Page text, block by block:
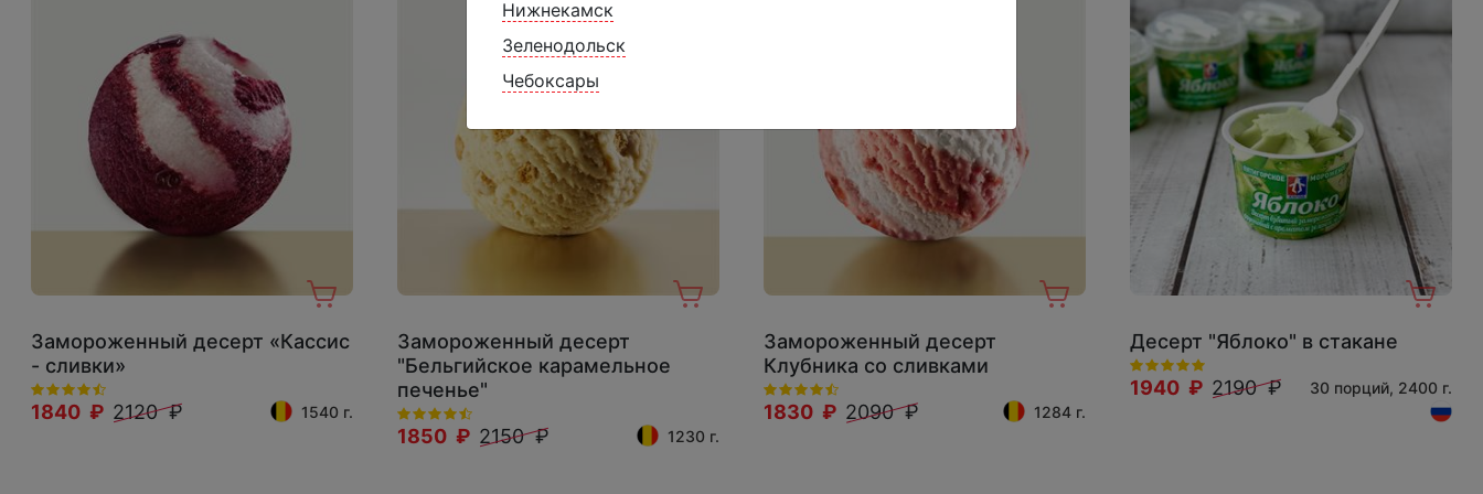
Нижнекамск
Зеленодольск
Чебоксары
Замороженный десерт «Кассис
- сливки»
1840 ₽ 2120 ₽ 1540 г.
Замороженный десерт
"Бельгийское карамельное
печенье"
1850 ₽ 2150 ₽ 1230 г.
Замороженный десерт
Клубника со сливками
1830 ₽ 2090 ₽ 1284 г.
Десерт "Яблоко" в стакане
1940 ₽ 2190 ₽ 30 порций, 2400 г.